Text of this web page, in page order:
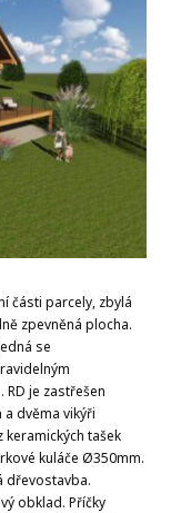
části parcely, zbylá
zpevněná plocha.
se
je zastřešen
dvěma vikýři
keramických tašek
kuláče Ø350mm.
dřevostavba.
obklad. Příčky